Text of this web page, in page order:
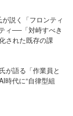
説く「フロンティ
ィ──「対峙すべき
された既存の課
が語る「作業員と
代に“自律型組